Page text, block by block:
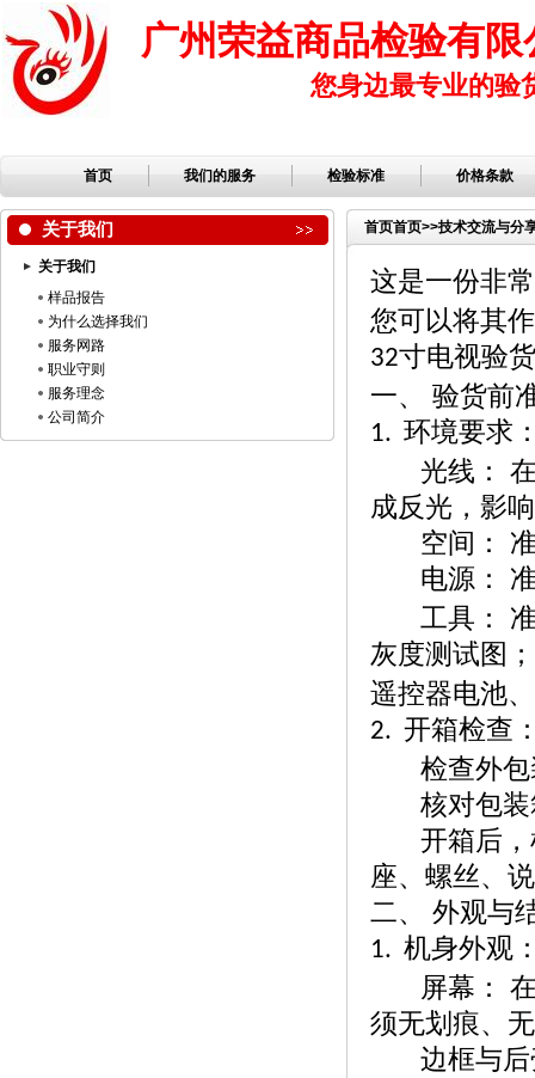
广州荣益商品检验有限
您身边最专业的验
首页 我们的服务 检验标准 价格条款
关于我们
关于我们
样品报告
为什么选择我们
服务网路
职业守则
服务理念
公司简介
首页首页>>技术交流与分
这是一份非
您可以将其
32寸电视验
一、
验货前
1. 环境要求
光线：
成反光，影
空间：
电源：
工具：
灰度测试图
遥控器电池
2. 开箱检查
检查外
核对包
开箱后
座、螺丝、
二、
外观与
1. 机身外观
屏幕：
须无划痕、
边框与